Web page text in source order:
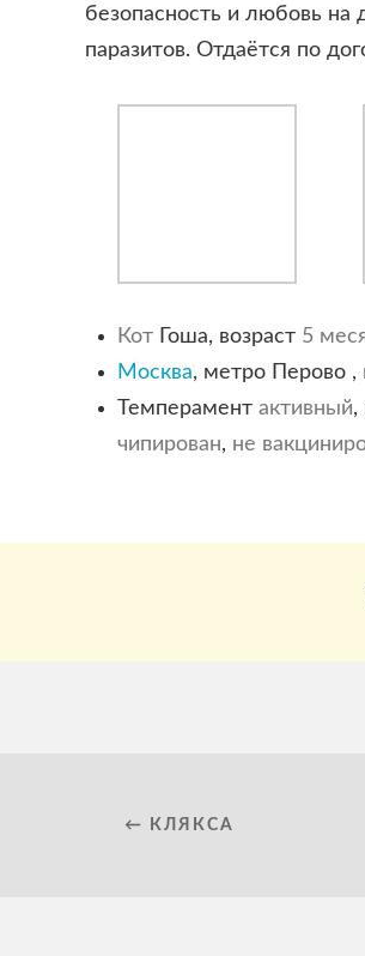
безопасность и любовь на
паразитов. Отдаётся по
КотГоша, возраст 5
Москва, метро Перово ,
Темперамент активный,
чипирован, не
← КЛЯКСА